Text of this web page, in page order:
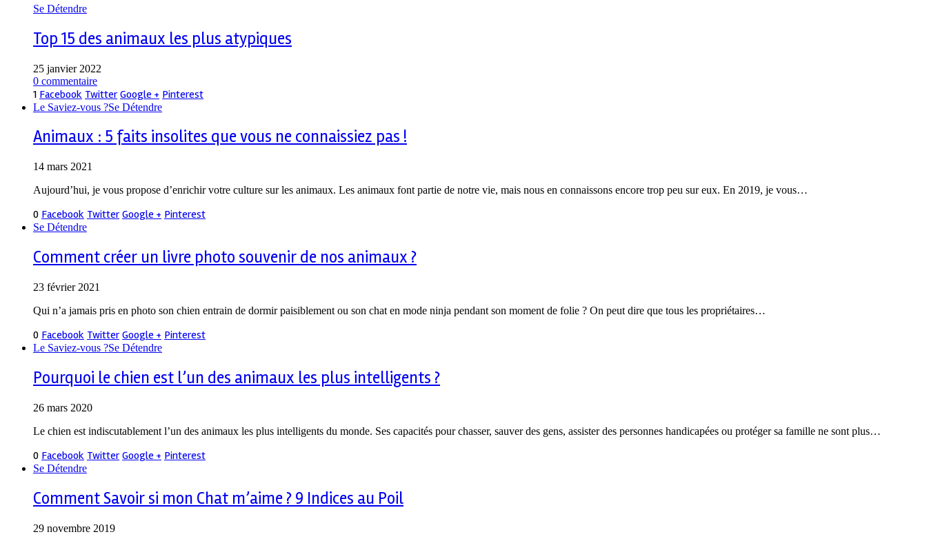
Se Détendre
Top 15 des animaux les plus atypiques
25 janvier 2022
0 commentaire
1 Facebook Twitter Google + Pinterest
Le Saviez-vous ?Se Détendre
Animaux : 5 faits insolites que vous ne connaissiez pas !
14 mars 2021
Aujourd’hui, je vous propose d’enrichir votre culture sur les animaux. Les animaux font partie de notre vie, mais nous en connaissons encore trop peu sur eux. En 2019, je vous…
0 Facebook Twitter Google + Pinterest
Se Détendre
Comment créer un livre photo souvenir de nos animaux ?
23 février 2021
Qui n’a jamais pris en photo son chien entrain de dormir paisiblement ou son chat en mode ninja pendant son moment de folie ? On peut dire que tous les propriétaires…
0 Facebook Twitter Google + Pinterest
Le Saviez-vous ?Se Détendre
Pourquoi le chien est l’un des animaux les plus intelligents ?
26 mars 2020
Le chien est indiscutablement l’un des animaux les plus intelligents du monde. Ses capacités pour chasser, sauver des gens, assister des personnes handicapées ou protéger sa famille ne sont plus…
0 Facebook Twitter Google + Pinterest
Se Détendre
Comment Savoir si mon Chat m’aime ? 9 Indices au Poil
29 novembre 2019